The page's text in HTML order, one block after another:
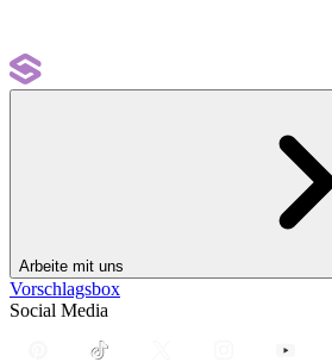
Arbeite mit uns
Vorschlagsbox
Social Media